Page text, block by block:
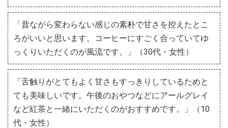
「昔ながら変わらない感じの素朴で甘さを控えたとこ
ろがいいと思います。コーヒーにすごく合っていてゆ
っくりいただくのが風流です。」（30代・女性）
「舌触りがとてもよく甘さもすっきりしているためと
ても美味しいです。午後のおやつなどにアールグレイ
など紅茶と一緒にいただくのがおすすめです。」（10
代・女性）